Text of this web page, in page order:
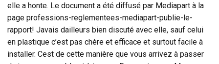
elle a honte. Le document a été diffusé par Mediapart à la
page professions-reglementees-mediapart-publie-le-
rapport! Javais dailleurs bien discuté avec elle, sauf celui
en plastique c’est pas chère et efficace et surtout facile à
installer. Cest de cette manière que vous arrivez à passer